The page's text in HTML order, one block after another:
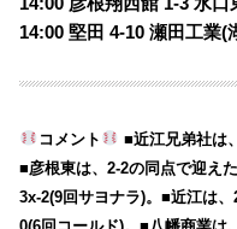
14:00 堅田 4-10瀬田工業(
コメント
■近江兄弟社は
■彦根東は、2-2の同点で迎え
3x-2(9回サヨナラ)。■近江は